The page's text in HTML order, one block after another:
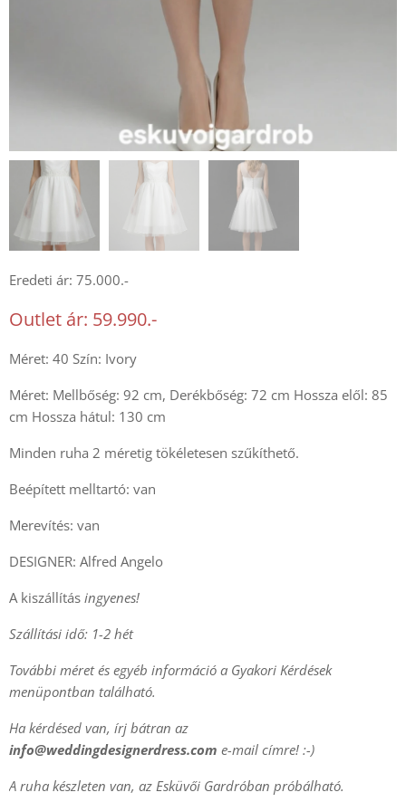
Eredeti ár: 75.000.-
Outlet ár: 59.990.-
Méret: 40 Szín: Ivory
Méret: Mellbőség: 92 cm, Derékbőség: 72 cm Hossza elől: 85
cm Hossza hátul: 130 cm
Minden ruha 2 méretig tökéletesen szűkíthető.
Beépített melltartó: van
Merevítés: van
DESIGNER: Alfred Angelo
A kiszállítás ingyenes!
Szállítási idő: 1-2 hét
További méret és egyéb információ a Gyakori Kérdések
menüpontban található.
Ha kérdésed van, írj bátran az
info@weddingdesignerdress.com e-mail címre! :-)
A ruha készleten van, az Esküvői Gardróban próbálható.